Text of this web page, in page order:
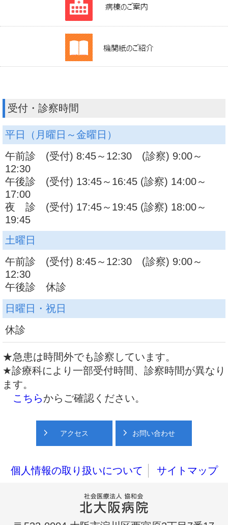
受付・診察時間
平日（月曜日～金曜日）
午前診 (受付) 8:45～12:30 (診察) 9:00～
12:30
午後診 (受付) 13:45～16:45 (診察) 14:00～
17:00
夜 診 (受付) 17:45～19:45 (診察) 18:00～
19:45
土曜日
午前診 (受付) 8:45～12:30 (診察) 9:00～
12:30
午後診 休診
日曜日・祝日
休診
★急患は時間外でも診察しています。
★診療科により一部受付時間、診察時間が異なり
ます。
こちらからご確認ください。
アクセス お問い合わせ
個人情報の取り扱いについて サイトマップ